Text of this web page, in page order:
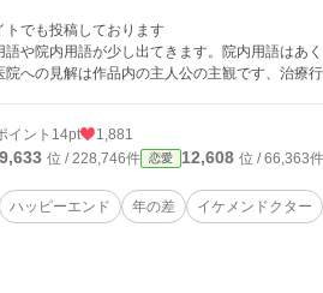
でも投稿しております
や院内用語が少し出てきます。院内用語はあ
への見解は作品内の主人公の主観です、治療
イント 14pt 1,881
位 / 228,746件 恋愛 12,608 位 / 66,363件
ハッピーエンド 年の差 イケメンドクター